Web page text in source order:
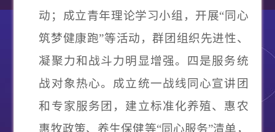
动；成立青年理论学习小组，开展“同心
筑梦健康跑”等活动，群团组织先进性、
凝聚力和战斗力明显增强。
四是服务统
战对象热心。 成立统一战线同心宣讲团
和专家服务团，建立标准化养殖、惠农
惠牧政策、养生保健等“同心服务”清单，